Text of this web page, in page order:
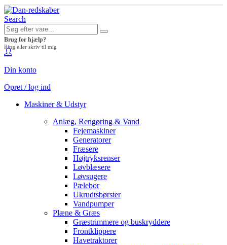
Search
Brug for hjælp?
Ring eller skriv til mig
Din konto
Opret / log ind
Maskiner & Udstyr
Anlæg, Rengøring & Vand
Fejemaskiner
Generatorer
Fræsere
Højtryksrenser
Løvblæsere
Løvsugere
Pælebor
Ukrudtsbørster
Vandpumper
Plæne & Græs
Græstrimmere og buskryddere
Frontklippere
Havetraktorer